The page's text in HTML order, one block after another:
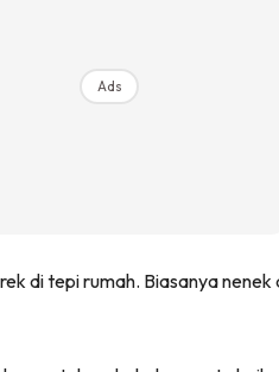
Ads
di tepi rumah. Biasanya